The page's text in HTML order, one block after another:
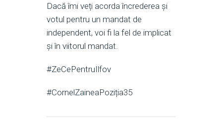
Dacă îmi veți acorda încrederea și
votul pentru un mandat de
independent, voi fi la fel de implicat
și în viitorul mandat.
#ZeCePentruIlfov
#CornelZaineaPoziția35